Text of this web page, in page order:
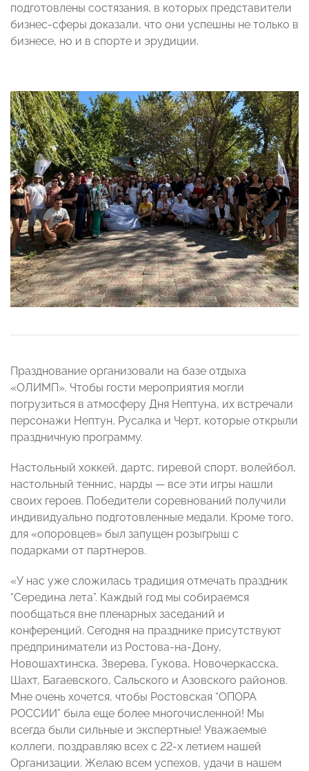
подготовлены состязания, в которых представители
бизнес-сферы доказали, что они успешны не только в
бизнесе, но и в спорте и эрудиции.
Празднование организовали на базе отдыха
«ОЛИМП». Чтобы гости мероприятия могли
погрузиться в атмосферу Дня Нептуна, их встречали
персонажи Нептун, Русалка и Черт, которые открыли
праздничную программу.
Настольный хоккей, дартс, гиревой спорт, волейбол,
настольный теннис, нарды — все эти игры нашли
своих героев. Победители соревнований получили
индивидуально подготовленные медали. Кроме того,
для «опоровцев» был запущен розыгрыш с
подарками от партнеров.
«У нас уже сложилась традиция отмечать праздник
“Середина лета”. Каждый год мы собираемся
пообщаться вне пленарных заседаний и
конференций. Сегодня на празднике присутствуют
предприниматели из Ростова-на-Дону,
Новошахтинска, Зверева, Гукова, Новочеркасска,
Шахт, Багаевского, Сальского и Азовского районов.
Мне очень хочется, чтобы Ростовская “ОПОРА
РОССИИ” была еще более многочисленной! Мы
всегда были сильные и экспертные! Уважаемые
коллеги, поздравляю всех с 22-х летием нашей
Организации. Желаю всем успехов, удачи в нашем